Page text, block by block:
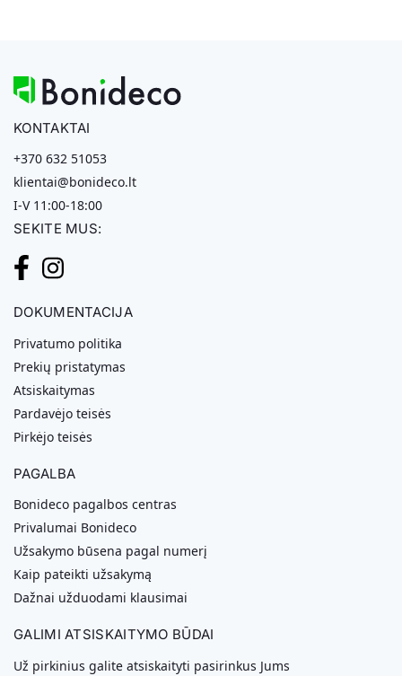
KONTAKTAI
+370 632 51053
klientai@bonideco.lt
I-V 11:00-18:00
SEKITE MUS:
DOKUMENTACIJA
Privatumo politika
Prekių pristatymas
Atsiskaitymas
Pardavėjo teisės
Pirkėjo teisės
PAGALBA
Bonideco pagalbos centras
Privalumai Bonideco
Užsakymo būsena pagal numerį
Kaip pateikti užsakymą
Dažnai užduodami klausimai
GALIMI ATSISKAITYMO BŪDAI
Už pirkinius galite atsiskaityti pasirinkus Jums